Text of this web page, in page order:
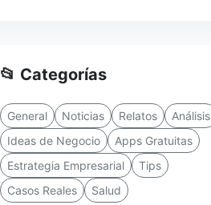
📂 Categorías
General Noticias Relatos
Análisis
Ideas de Negocio
Apps Gratuitas
Estrategia Empresarial
Tips
Casos Reales
Salud